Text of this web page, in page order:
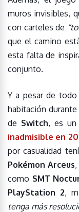
muros invisibles,
con carteles de
que el camino
esta falta de
conjunto.
Y a pesar de
habitación
de Switch, es un
inadmisible en
por casualidad
Pokémon Arceus
como SMT
PlayStation 2,
tenga más